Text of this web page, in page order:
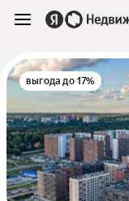
выгода до 17%